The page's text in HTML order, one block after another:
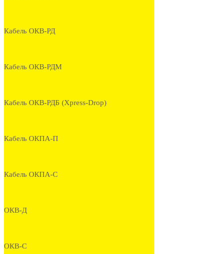
Кабель ОКВ-РД
Кабель ОКВ-РДМ
Кабель ОКВ-РДБ (Xpress-Drop)
Кабель ОКПА-П
Кабель ОКПА-С
ОКВ-Д
ОКВ-С